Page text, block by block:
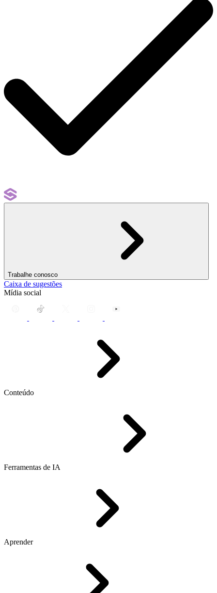
Trabalhe conosco
Caixa de sugestões
Mídia social
Conteúdo
Ferramentas de IA
Aprender